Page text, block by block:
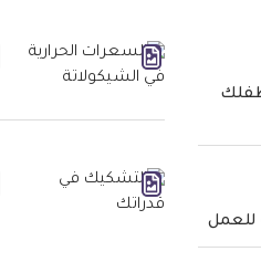
طفلك
للعمل